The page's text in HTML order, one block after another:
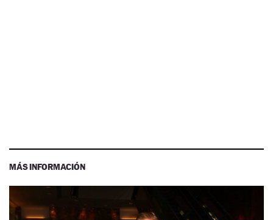
MÁS INFORMACIÓN